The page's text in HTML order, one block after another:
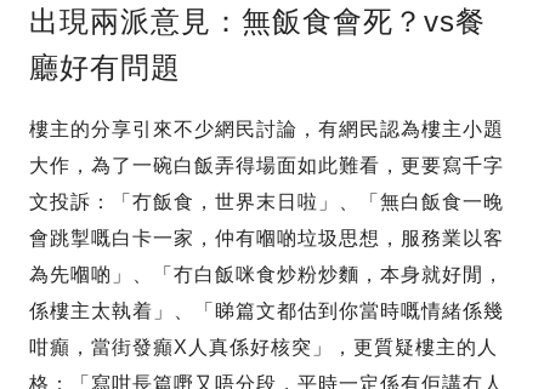
出現兩派意見：無飯食會死？vs餐
廳好有問題
樓主的分享引來不少網民討論，有網民認為樓主小題
大作，為了一碗白飯弄得場面如此難看，更要寫千字
文投訴：「冇飯食，世界末日啦」、「無白飯食一晚
會跳掣嘅白卡一家，仲有嗰啲垃圾思想，服務業以客
為先嗰啲」、「冇白飯咪食炒粉炒麵，本身就好閒，
係樓主太執着」、「睇篇文都估到你當時嘅情緒係幾
咁癲，當街發癲X人真係好核突」，更質疑樓主的人
格：「寫咁長篇嘢又唔分段，平時一定係有佢講冇人